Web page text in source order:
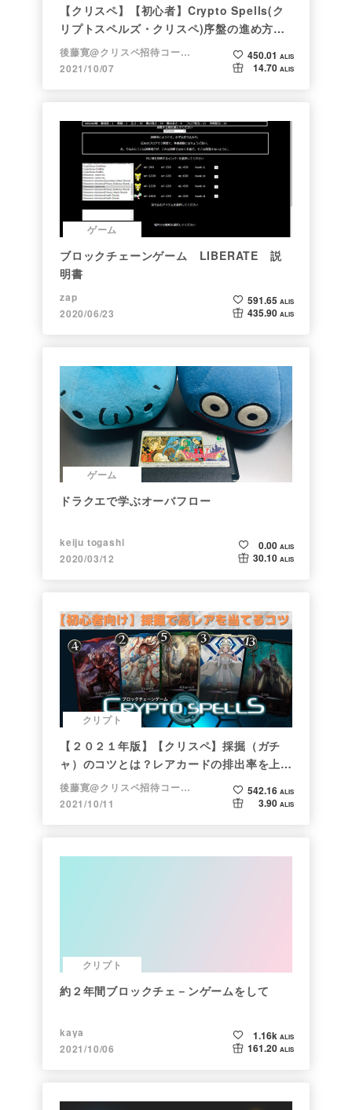
【クリスペ】【初心者】Crypto Spells(ク
リプトスペルズ・クリスペ)序盤の進め方
【NFTゲーム】
後藤寛@クリスペ招待コード→LHiH
2021/10/07
450.01 ALIS
14.70 ALIS
ゲーム
ブロックチェーンゲーム LIBERATE 説
明書
zap
2020/06/23
591.65 ALIS
435.90 ALIS
ゲーム
ドラクエで学ぶオーバフロー
keiju togashi
2020/03/12
0.00 ALIS
30.10 ALIS
クリプト
【２０２１年版】【クリスペ】採掘（ガチ
ャ）のコツとは？レアカードの排出率を上げ
る方法【初心者向け】
後藤寛@クリスペ招待コード→LHiH
2021/10/11
542.16 ALIS
3.90 ALIS
クリプト
約２年間ブロックチェ－ンゲームをして
kaya
2021/10/06
1.16k ALIS
161.20 ALIS